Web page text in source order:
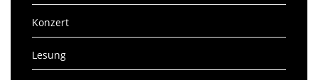
Konzert
Lesung